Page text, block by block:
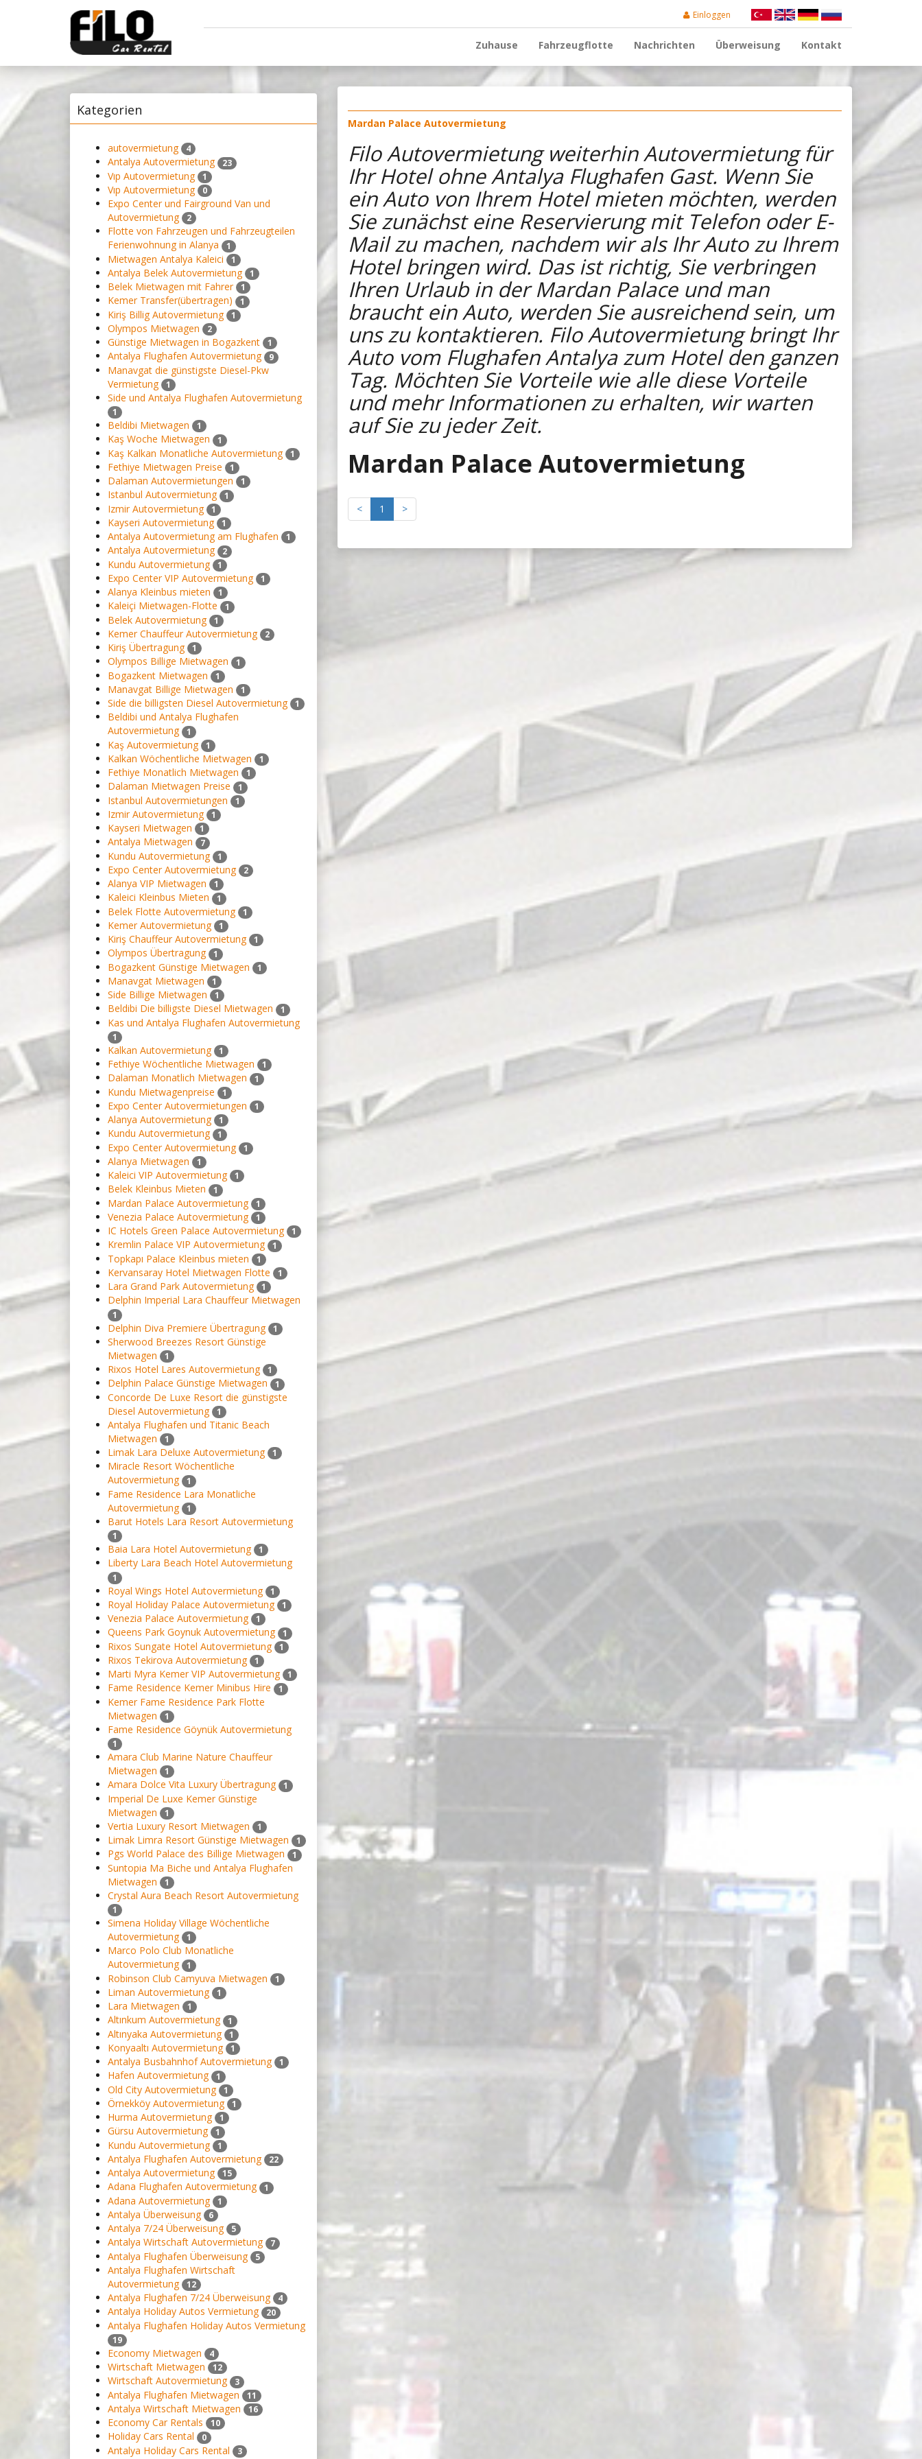
Einloggen
Zuhause Fahrzeugflotte Nachrichten Überweisung Kontakt
Kategorien
autovermietung 4
Antalya Autovermietung 23
Vıp Autovermietung 1
Vıp Autovermietung 0
Expo Center und Fairground Van und
Autovermietung
2
Flotte von Fahrzeugen und Fahrzeugteilen
Ferienwohnung in Alanya
1
Mietwagen Antalya Kaleici 1
Antalya Belek Autovermietung 1
Belek Mietwagen mit Fahrer 1
Kemer Transfer(übertragen) 1
Kiriş Billig Autovermietung 1
Olympos Mietwagen 2
Günstige Mietwagen in Bogazkent 1
Antalya Flughafen Autovermietung 9
Manavgat die günstigste Diesel-Pkw
Vermietung
1
Side und Antalya Flughafen Autovermietung
1
Beldibi Mietwagen 1
Kaş Woche Mietwagen 1
Kaş Kalkan Monatliche Autovermietung 1
Fethiye Mietwagen Preise 1
Dalaman Autovermietungen 1
Istanbul Autovermietung 1
Izmir Autovermietung 1
Kayseri Autovermietung 1
Antalya Autovermietung am Flughafen 1
Antalya Autovermietung 2
Kundu Autovermietung 1
Expo Center VIP Autovermietung 1
Alanya Kleinbus mieten 1
Kaleiçi Mietwagen-Flotte 1
Belek Autovermietung 1
Kemer Chauffeur Autovermietung 2
Kiriş Übertragung 1
Olympos Billige Mietwagen 1
Bogazkent Mietwagen 1
Manavgat Billige Mietwagen 1
Side die billigsten Diesel Autovermietung 1
Beldibi und Antalya Flughafen
Autovermietung
1
Kaş Autovermietung 1
Kalkan Wöchentliche Mietwagen 1
Fethiye Monatlich Mietwagen 1
Dalaman Mietwagen Preise 1
Istanbul Autovermietungen 1
Izmir Autovermietung 1
Kayseri Mietwagen 1
Antalya Mietwagen 7
Kundu Autovermietung 1
Expo Center Autovermietung 2
Alanya VIP Mietwagen 1
Kaleici Kleinbus Mieten 1
Belek Flotte Autovermietung 1
Kemer Autovermietung 1
Kiriş Chauffeur Autovermietung 1
Olympos Übertragung 1
Bogazkent Günstige Mietwagen 1
Manavgat Mietwagen 1
Side Billige Mietwagen 1
Beldibi Die billigste Diesel Mietwagen 1
Kas und Antalya Flughafen Autovermietung
1
Kalkan Autovermietung 1
Fethiye Wöchentliche Mietwagen 1
Dalaman Monatlich Mietwagen 1
Kundu Mietwagenpreise 1
Expo Center Autovermietungen 1
Alanya Autovermietung 1
Kundu Autovermietung 1
Expo Center Autovermietung 1
Alanya Mietwagen 1
Kaleici VIP Autovermietung 1
Belek Kleinbus Mieten 1
Mardan Palace Autovermietung 1
Venezia Palace Autovermietung 1
IC Hotels Green Palace Autovermietung 1
Kremlin Palace VIP Autovermietung 1
Topkapı Palace Kleinbus mieten 1
Kervansaray Hotel Mietwagen Flotte 1
Lara Grand Park Autovermietung 1
Delphin Imperial Lara Chauffeur Mietwagen
1
Delphin Diva Premiere Übertragung 1
Sherwood Breezes Resort Günstige
Mietwagen
1
Rixos Hotel Lares Autovermietung 1
Delphin Palace Günstige Mietwagen 1
Concorde De Luxe Resort die günstigste
Diesel Autovermietung
1
Antalya Flughafen und Titanic Beach
Mietwagen
1
Limak Lara Deluxe Autovermietung 1
Miracle Resort Wöchentliche
Autovermietung
1
Fame Residence Lara Monatliche
Autovermietung
1
Barut Hotels Lara Resort Autovermietung
1
Baia Lara Hotel Autovermietung 1
Liberty Lara Beach Hotel Autovermietung
1
Royal Wings Hotel Autovermietung 1
Royal Holiday Palace Autovermietung 1
Venezia Palace Autovermietung 1
Queens Park Goynuk Autovermietung 1
Rixos Sungate Hotel Autovermietung 1
Rixos Tekirova Autovermietung 1
Marti Myra Kemer VIP Autovermietung 1
Fame Residence Kemer Minibus Hire 1
Kemer Fame Residence Park Flotte
Mietwagen
1
Fame Residence Göynük Autovermietung
1
Amara Club Marine Nature Chauffeur
Mietwagen
1
Amara Dolce Vita Luxury Übertragung 1
Imperial De Luxe Kemer Günstige
Mietwagen
1
Vertia Luxury Resort Mietwagen 1
Limak Limra Resort Günstige Mietwagen 1
Pgs World Palace des Billige Mietwagen 1
Suntopia Ma Biche und Antalya Flughafen
Mietwagen
1
Crystal Aura Beach Resort Autovermietung
1
Simena Holiday Village Wöchentliche
Autovermietung
1
Marco Polo Club Monatliche
Autovermietung
1
Robinson Club Camyuva Mietwagen 1
Liman Autovermietung 1
Lara Mietwagen 1
Altınkum Autovermietung 1
Altınyaka Autovermietung 1
Konyaaltı Autovermietung 1
Antalya Busbahnhof Autovermietung 1
Hafen Autovermietung 1
Old City Autovermietung 1
Örnekköy Autovermietung 1
Hurma Autovermietung 1
Gürsu Autovermietung 1
Kundu Autovermietung 1
Antalya Flughafen Autovermietung 22
Antalya Autovermietung 15
Adana Flughafen Autovermietung 1
Adana Autovermietung 1
Antalya Überweisung 6
Antalya 7/24 Überweisung 5
Antalya Wirtschaft Autovermietung 7
Antalya Flughafen Überweisung 5
Antalya Flughafen Wirtschaft
Autovermietung
12
Antalya Flughafen 7/24 Überweisung 4
Antalya Holiday Autos Vermietung 20
Antalya Flughafen Holiday Autos Vermietung
19
Economy Mietwagen 4
Wirtschaft Mietwagen 12
Wirtschaft Autovermietung 3
Antalya Flughafen Mietwagen 11
Antalya Wirtschaft Mietwagen 16
Economy Car Rentals 10
Holiday Cars Rental 0
Antalya Holiday Cars Rental 3
Mardan Palace Autovermietung
Filo Autovermietung weiterhin Autovermietung für
Ihr Hotel ohne Antalya Flughafen Gast. Wenn Sie
ein Auto von Ihrem Hotel mieten möchten, werden
Sie zunächst eine Reservierung mit Telefon oder E-
Mail zu machen, nachdem wir als Ihr Auto zu Ihrem
Hotel bringen wird. Das ist richtig, Sie verbringen
Ihren Urlaub in der Mardan Palace und man
braucht ein Auto, werden Sie ausreichend sein, um
uns zu kontaktieren. Filo Autovermietung bringt Ihr
Auto vom Flughafen Antalya zum Hotel den ganzen
Tag. Möchten Sie Vorteile wie alle diese Vorteile
und mehr Informationen zu erhalten, wir warten
auf Sie zu jeder Zeit.
Mardan Palace Autovermietung
< 1 >